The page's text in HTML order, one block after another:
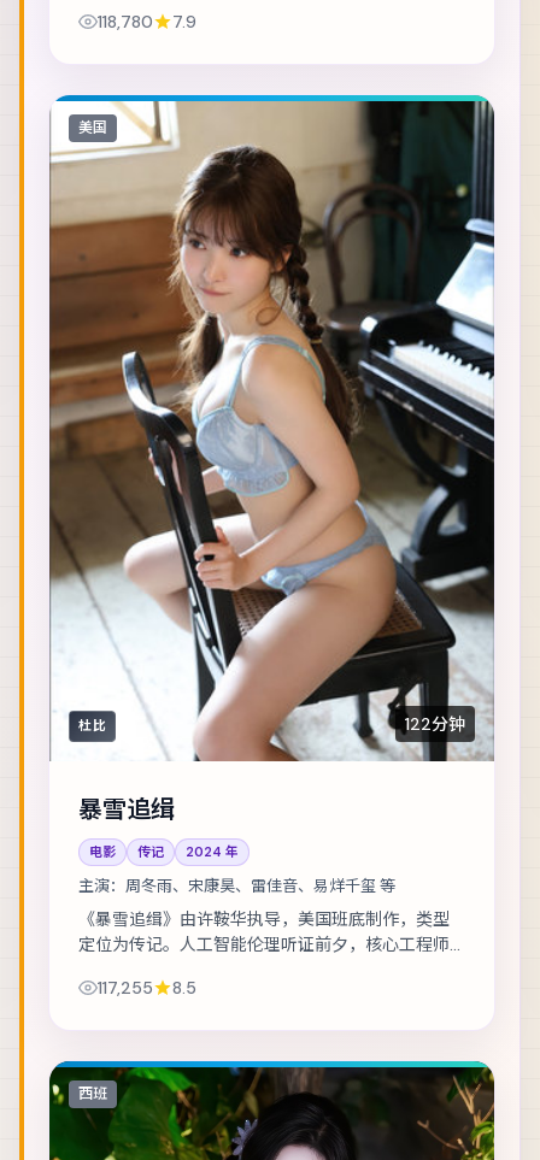
一龙 等，表演层次丰富。群戏调度成熟，配角亦...
118,780 7.9
美国
杜比 122分钟
暴雪追缉
电影 传记 2024 年
主演： 周冬雨、宋康昊、雷佳音、易烊千玺 等
《暴雪追缉》由许鞍华执导，美国班底制作，类型
定位为传记。人工智能伦理听证前夕，核心工程师
表演层次丰富。群戏调度成熟，配角亦有完整动...
117,255 8.5
西班